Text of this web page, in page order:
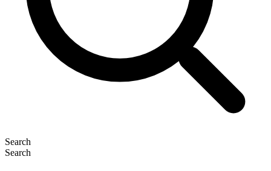
Search
Search